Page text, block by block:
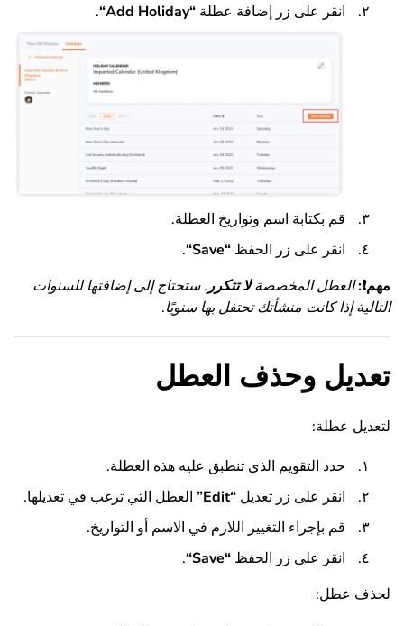
انقر على زر إضافة عطلة “
Add Holiday
“
.
قم بكتابة اسم وتواريخ العطلة.
انقر على زر الحفظ “
Save
“
.
مهم❗
:العطل المخصصةلا تتكرر. ستحتاج إلى إضافتها للسنوات
التالية إذا كانت منشأتك تحتفل بها سنويًا.
تعديل وحذف العطل
لتعديل عطلة:
حدد التقويم الذي تنطبق عليه هذه العطلة.
انقر على زر تعديل “
Edit
” العطل التي ترغب في تعديلها.
قم بإجراء التغيير اللازم في الاسم أو التواريخ.
انقر على زر الحفظ “
Save
“
.
لحذف عطل: